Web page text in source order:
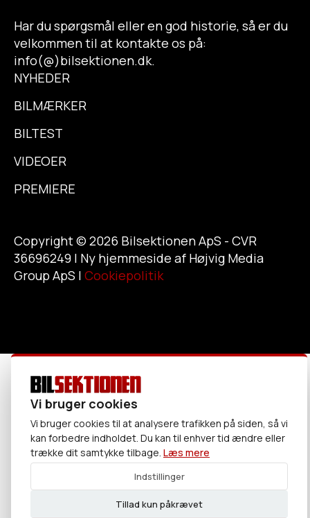
Har du spørgsmål eller en god historie, så er du
velkommen til at kontakte os på:
info(@)bilsektionen.dk.
NYHEDER
BILMÆRKER
BILTEST
VIDEOER
PREMIERE
Copyright © 2026 Bilsektionen ApS - CVR
36696249 | Ny hjemmeside af Højvig Media
Group ApS | Cookiepolitik
Vi bruger cookies
Vi bruger cookies til at analysere trafikken på siden, så vi
kan forbedre indholdet. Du kan til enhver tid ændre eller
trække dit samtykke tilbage. Læs mere
Indstillinger
Tillad kun påkrævet